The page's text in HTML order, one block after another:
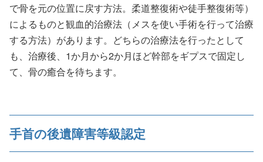
で骨を元の位置に戻す方法。柔道整復術や徒手整復術等）
によるものと観血的治療法（メスを使い手術を行って治療
する方法）があります。どちらの治療法を行ったとして
も、治療後、1か月から2か月ほど幹部をギプスで固定し
て、骨の癒合を待ちます。
手首の後遺障害等級認定